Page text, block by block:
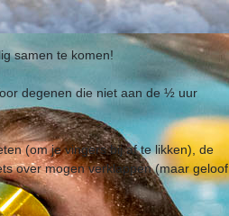
samen te komen!
degenen die niet aan de ½ uur
(om je vingers bij af te likken), de
over mogen verklappen (maar geloof